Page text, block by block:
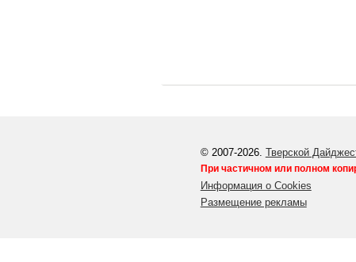
© 2007-2026. Тверской
При частичном или полном
Информация о Cookies
Размещение рекламы